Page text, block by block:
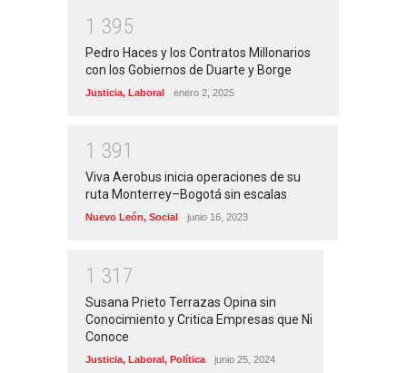
1 395
Pedro Haces y los Contratos Millonarios
con los Gobiernos de Duarte y Borge
Justicia, Laboral enero 2, 2025
1 391
Viva Aerobus inicia operaciones de su
ruta Monterrey–Bogotá sin escalas
Nuevo León, Social junio 16, 2023
1 31 7
Susana Prieto Terrazas Opina sin
Conocimiento y Critica Empresas que Ni
Conoce
Justicia, Laboral, Política junio 25, 2024